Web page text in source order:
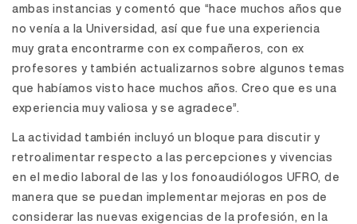
ambas instancias y comentó que “hace muchos años que
no venía a la Universidad, así que fue una experiencia
muy grata encontrarme con ex compañeros, con ex
profesores y también actualizarnos sobre algunos temas
que habíamos visto hace muchos años. Creo que es una
experiencia muy valiosa y se agradece”.
La actividad también incluyó un bloque para discutir y
retroalimentar respecto a las percepciones y vivencias
en el medio laboral de las y los fonoaudiólogos UFRO, de
manera que se puedan implementar mejoras en pos de
considerar las nuevas exigencias de la profesión, en la